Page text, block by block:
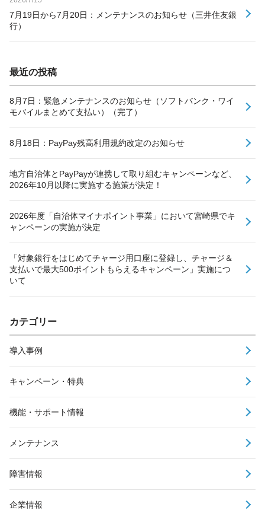
7月19日から7月20日：メンテナンスのお知らせ（三井住友銀
行）
最近の投稿
8月7日：緊急メンテナンスのお知らせ（ソフトバンク・ワイ
モバイルまとめて支払い）（完了）
8月18日：PayPay残高利用規約改定のお知らせ
地方自治体とPayPayが連携して取り組むキャンペーンなど、
2026年10月以降に実施する施策が決定！
2026年度「自治体マイナポイント事業」において宮崎県でキ
ャンペーンの実施が決定
「対象銀行をはじめてチャージ用口座に登録し、チャージ＆
支払いで最大500ポイントもらえるキャンペーン」実施につ
いて
カテゴリー
導入事例
キャンペーン・特典
機能・サポート情報
メンテナンス
障害情報
企業情報